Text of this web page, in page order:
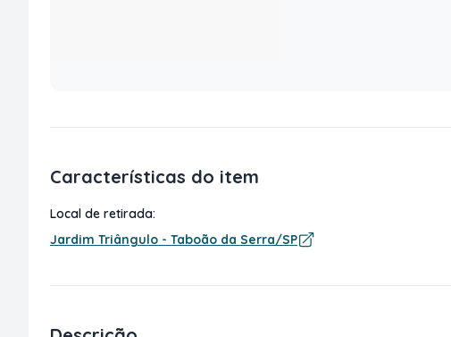
Características do item
Local de retirada:
Jardim Triângulo - Taboão da Serra/SP